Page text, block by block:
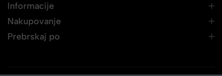
Informacije
Nakupovanje
Prebrskaj po